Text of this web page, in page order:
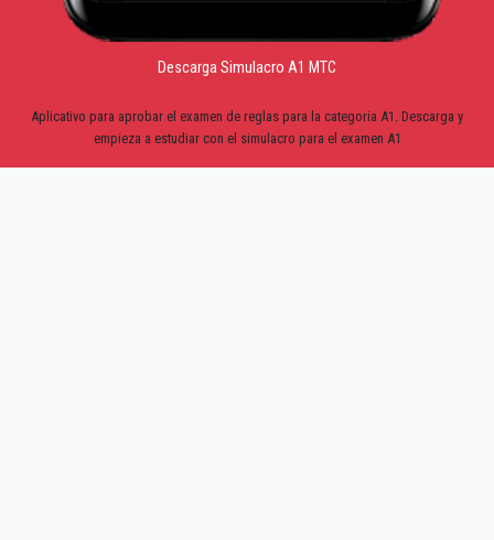
Descarga Simulacro A1 MTC
Aplicativo para aprobar el examen de reglas para la categoria A1. Descarga y
empieza a estudiar con el simulacro para el examen A1